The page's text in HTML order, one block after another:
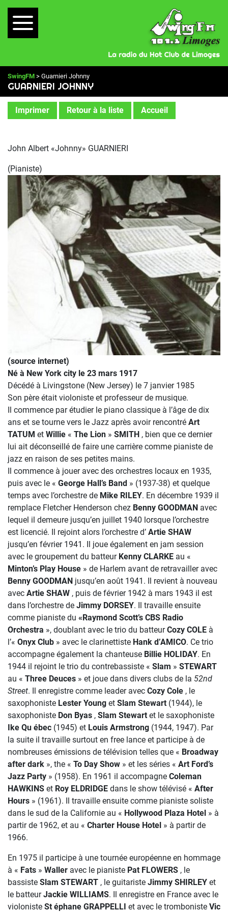
SwingFM > Guarnieri Johnny
GUARNIERI JOHNNY
Imprimer Retour à la liste Accueil
John Albert «Johnny» GUARNIERI
(Pianiste)
(source internet)
Né à New York city le 23 mars 1917
Décédé à Livingstone (New Jersey) le 7 janvier 1985
Son père était violoniste et professeur de musique.
Il commence par étudier le piano classique à l’âge de dix
ans et se tourne vers le Jazz après avoir rencontré Art
TATUM et Willie « The Lion » SMITH , bien que ce dernier
lui ait déconseillé de faire une carrière comme pianiste de
jazz en raison de ses petites mains.
Il commence à jouer avec des orchestres locaux en 1935,
puis avec le « George Hall’s Band » (1937-38) et quelque
temps avec l’orchestre de Mike RILEY. En décembre 1939 il
remplace Fletcher Henderson chez Benny GOODMAN avec
lequel il demeure jusqu’en juillet 1940 lorsque l’orchestre
est licencié. Il rejoint alors l’orchestre d’ Artie SHAW
jusqu’en février 1941. Il joue également en jam session
avec le groupement du batteur Kenny CLARKE au «
Minton’s Play House » de Harlem avant de retravailler avec
Benny GOODMAN jusqu’en août 1941. Il revient à nouveau
avec Artie SHAW , puis de février 1942 à mars 1943 il est
dans l’orchestre de Jimmy DORSEY. Il travaille ensuite
comme pianiste du «Raymond Scott’s CBS Radio
Orchestra », doublant avec le trio du batteurCozy COLE à
l’« Onyx Club » avec le clarinettiste Hank d’AMICO. Ce trio
accompagne également la chanteuse Billie HOLIDAY. En
1944 il rejoint le trio du contrebassiste « Slam » STEWART
au « Three Deuces » et joue dans divers clubs de la 52nd
Street. Il enregistre comme leader avec Cozy Cole , le
saxophoniste Lester Young et Slam Stewart (1944), le
saxophoniste Don Byas , Slam Stewart et le saxophoniste
Ike Qu ébec (1945) et Louis Armstrong (1944, 1947). Par
la suite il travaille surtout en free lance et participe à de
nombreuses émissions de télévision telles que « Broadway
after dark », the « To Day Show » et les séries « Art Ford’s
Jazz Party » (1958). En 1961 il accompagne Coleman
HAWKINS et Roy ELDRIDGE dans le show télévisé « After
Hours » (1961). Il travaille ensuite comme pianiste soliste
dans le sud de la Californie au « Hollywood Plaza Hotel » à
partir de 1962, et au « Charter House Hotel » à partir de
1966.
En 1975 il participe à une tournée européenne en hommage
à « Fats » Waller avec le pianiste Pat FLOWERS , le
bassiste Slam STEWART , le guitariste Jimmy SHIRLEY et
le batteurJackie WILLIAMS. Il enregistre en France avec le
violoniste St éphane GRAPPELLI et avec le tromboniste Vic